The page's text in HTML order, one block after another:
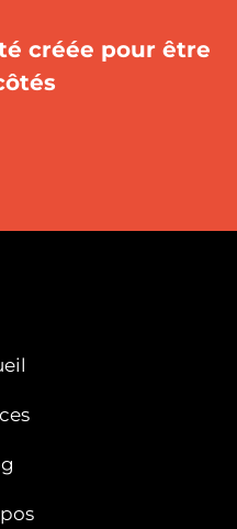
créée pour être